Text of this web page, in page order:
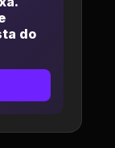
do